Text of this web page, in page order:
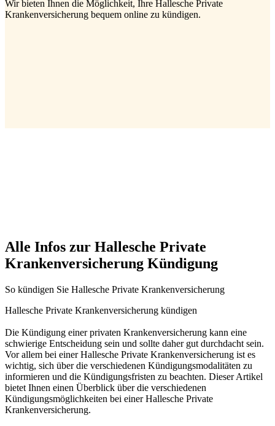
Wir bieten Ihnen die Möglichkeit, Ihre Hallesche Private
Krankenversicherung bequem online zu kündigen.
Alle Infos zur Hallesche Private
Krankenversicherung Kündigung
So kündigen Sie Hallesche Private Krankenversicherung
Hallesche Private Krankenversicherung kündigen
Die Kündigung einer privaten Krankenversicherung kann eine
schwierige Entscheidung sein und sollte daher gut durchdacht sein.
Vor allem bei einer Hallesche Private Krankenversicherung ist es
wichtig, sich über die verschiedenen Kündigungsmodalitäten zu
informieren und die Kündigungsfristen zu beachten. Dieser Artikel
bietet Ihnen einen Überblick über die verschiedenen
Kündigungsmöglichkeiten bei einer Hallesche Private
Krankenversicherung.